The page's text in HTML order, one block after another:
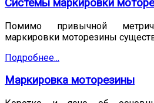
Системы маркировки
Помимо привычной
маркировки моторезины
Подробнее...
Маркировка моторезины